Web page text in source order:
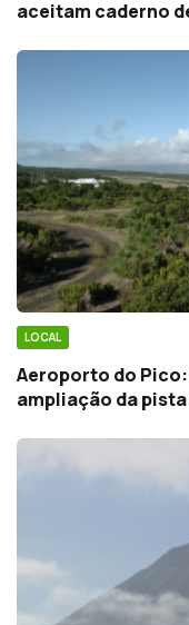
aceitam caderno
LOCAL
Aeroporto do
ampliação da